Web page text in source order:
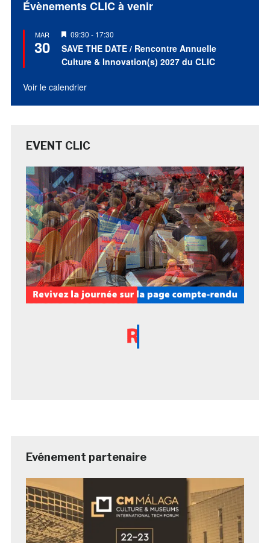
Évènements CLIC à venir
MAR
30
Mis
en
avant
09:30 - 17:30
SAVE THE DATE / Rencontre Annuelle
Culture & Innovation(s) 2027 du CLIC
Voir le calendrier
EVENT CLIC
Evénement partenaire